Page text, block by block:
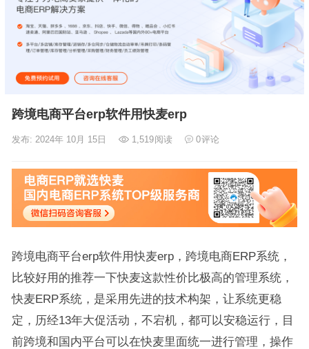
跨境电商平台erp软件用快麦erp
发布: 2024年 10月 15日 1,519阅读 0评论
跨境电商平台erp软件用快麦erp，跨境电商ERP系统，
比较好用的推荐一下快麦这款性价比极高的管理系统，
快麦ERP系统，是采用先进的技术构架，让系统更稳
定，历经13年大促活动，不宕机，都可以安稳运行，目
前跨境和国内平台可以在快麦里面统一进行管理，操作